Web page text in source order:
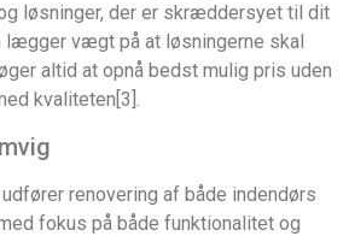
løsninger, der er skræddersyet til dit
lægger vægt på at løsningerne skal
altid at opnå bedst mulig pris uden
kvaliteten[3].
renovering af både indendørs
fokus på både funktionalitet og